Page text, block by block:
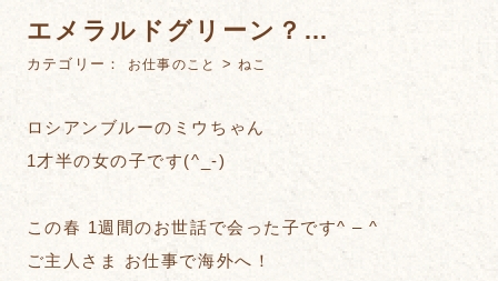
エメラルドグリーン？…
カテゴリー： お仕事のこと >ねこ
ロシアンブルーのミウちゃん
1才半の女の子です(^_-)
この春 1週間のお世話で会った子です^ – ^
ご主人さま お仕事で海外へ！